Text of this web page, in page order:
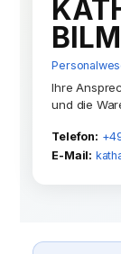
Ihre
und die
Telefon:
E-Mail: